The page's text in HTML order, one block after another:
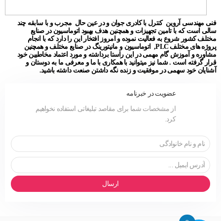
فنی مهندسی آروین کنترل با کادری جوان و در عین حال مجرب و با سابقه چند
سالی است که با تامین تجهیزات و همچنین هدف بهبود اتوماسیون در صنایع
مختلف کشور شروع به فعالیت نموده و امروز افتخار این را دارد که با انجام
پروژه های مختلف PLC, اتوماسیون و مانیتورینگ در صنایع مختلف و همچنین
مشاوره و آموزش گام مهمی در این راستا برداشته و مورد اعتماد مخاطبین خود
قرار گرفته است . شما نیز میتوانید با همکاری با ما و معرفی ما به دوستان و
آشنایان خود سهمی در موفقیت و زنده نگه داشتن صنعت داشته باشید.
عضویت در خبرنامه
از مشخصات شما برای مقاصد تبلیغاتی استفاده نخواهیم
کرد.
ارسال